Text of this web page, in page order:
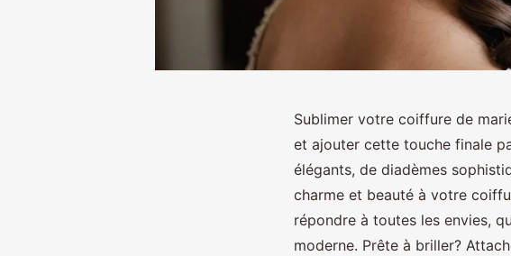
Sublimer votre coiffure de
et ajouter cette touche finale
élégants, de diadèmes
charme et beauté à votre
répondre à toutes les envies,
moderne. Prête à briller?